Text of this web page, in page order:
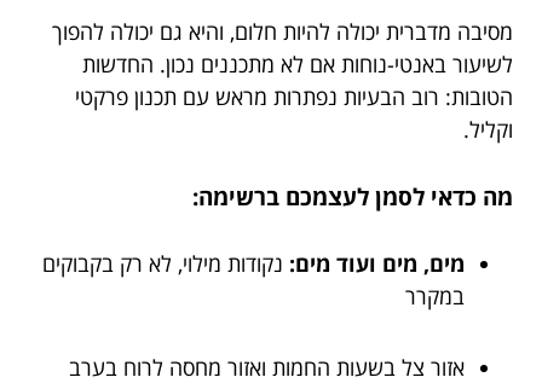
מסיבה מדברית יכולה להיות חלום, והיא גם יכולה להפוך
לשיעור באנטי-נוחות אם לא מתכננים נכון. החדשות
הטובות: רוב הבעיות נפתרות מראש עם תכנון פרקטי
וקליל.
מה כדאי לסמן לעצמכם ברשימה:
מים, מים ועוד מים: נקודות מילוי, לא רק בקבוקים
במקרר
אזור צל בשעות החמות ואזור מחסה לרוח בערב